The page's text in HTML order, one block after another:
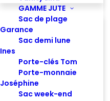
GAMME JUTE
Sac de plage
Garance
Sac demi lune
Ines
Porte-clés Tom
Porte-monnaie
Joséphine
Sac week-end
ACCÈS RAPIDES
Nos Offres
Éthique
Blog
FAQ